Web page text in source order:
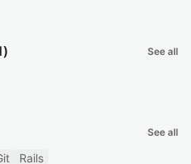
See all
See all
Rails